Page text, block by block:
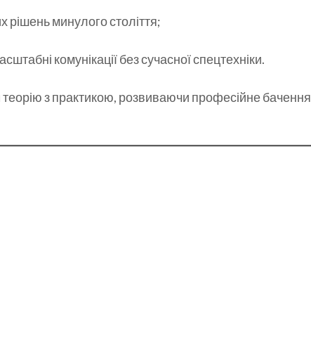
рішень минулого століття;
комунікації без сучасної спецтехніки.
з практикою, розвиваючи професійне бачення